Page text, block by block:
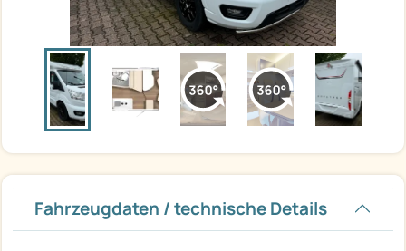
Fahrzeugdaten / technische Details